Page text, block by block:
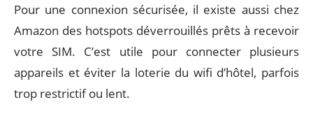
Pour une connexion sécurisée, il existe aussi chez
Amazon des hotspots déverrouillés prêts à recevoir
votre SIM. C’est utile pour connecter plusieurs
appareils et éviter la loterie du wifi d’hôtel, parfois
trop restrictif ou lent.